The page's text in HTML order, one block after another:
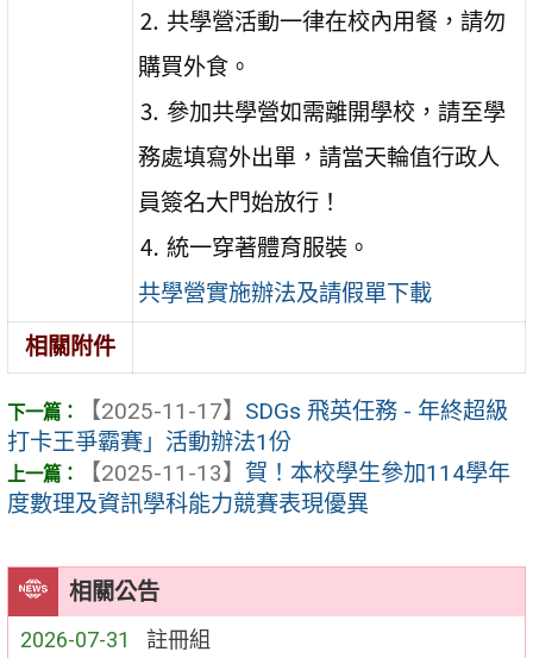
相關公告
2026-07-31 註冊組
⒉ 共學營活動一律在校內用餐，請勿
購買外食。
⒊ 參加共學營如需離開學校，請至學
務處填寫外出單，請當天輪值行政人
員簽名大門始放行！
⒋ 統一穿著體育服裝。
共學營實施辦法及請假單下載
相關附件
【2025-11-17】 SDGs 飛英任務 - 年終超級
打卡王爭霸賽」活動辦法1份
【2025-11-13】 賀！本校學生參加114學年
度數理及資訊學科能力競賽表現優異